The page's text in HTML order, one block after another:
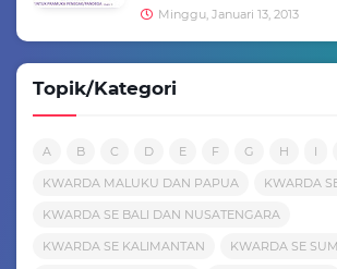
Minggu, Januari 13, 2013
Topik/Kategori
A B C D E F G H I
KWARDA MALUKU DAN PAPUA KWARDA
KWARDA SE BALI DAN NUSATENGARA
KWARDA SE KALIMANTAN KWARDA SE